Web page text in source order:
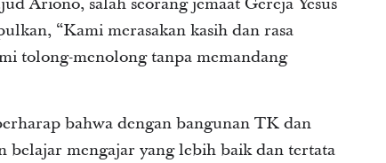
“Kami merasakan kasih dan rasa
tolong-menolong tanpa memandang
bahwa dengan bangunan TK dan
belajar mengajar yang lebih baik dan tertata